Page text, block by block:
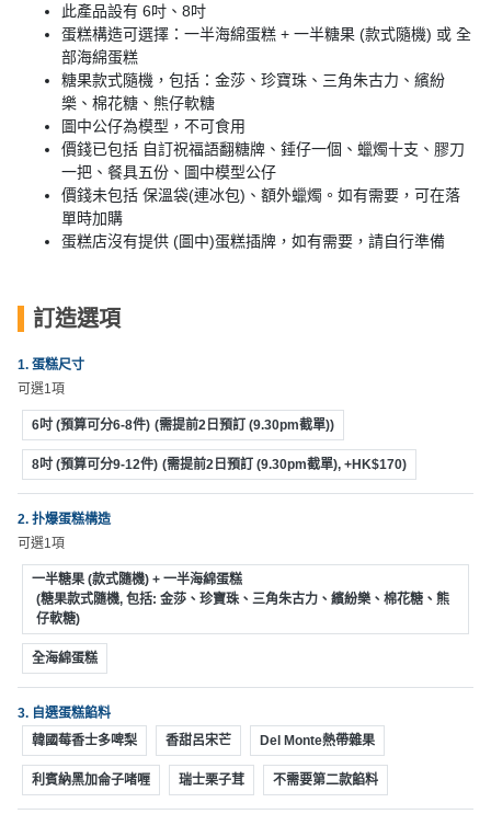
品
訂
禮
物
用
即
食
即
煮
系
列
聚
會
及
拍
拖
廳
B
B
司
活
親
子
活
動
器
情
侶
此產品設有 6吋、8吋
蛋糕構造可選擇：一半海綿蛋糕 + 一半糖果 (款式隨機) 或 全
部海綿蛋糕
糖果款式隨機，包括：金莎、珍寶珠、三角朱古力、繽紛
樂、棉花糖、熊仔軟糖
圖中公仔為模型，不可食用
價錢已包括 自訂祝福語翻糖牌、錘仔一個、蠟燭十支、膠刀
一把、餐具五份、圖中模型公仔
價錢未包括 保溫袋(連冰包)、額外蠟燭。如有需要，可在落
單時加購
蛋糕店沒有提供 (圖中)蛋糕插牌，如有需要，請自行準備
訂造選項
1. 蛋糕尺寸
可選1項
6吋 (預算可分6-8件) (需提前2日預訂 (9.30pm截單))
8吋 (預算可分9-12件) (需提前2日預訂 (9.30pm截單), +HK$170)
2. 扑爆蛋糕構造
可選1項
一半糖果 (款式隨機) + 一半海綿蛋糕
(糖果款式隨機, 包括: 金莎、珍寶珠、三角朱古力、繽紛樂、棉花糖、熊
仔軟糖)
全海綿蛋糕
3. 自選蛋糕餡料
韓國莓香士多啤梨
香甜呂宋芒 Del Monte熱帶雜果
利賓納黑加侖子啫喱 瑞士栗子茸 不需要第二款餡料